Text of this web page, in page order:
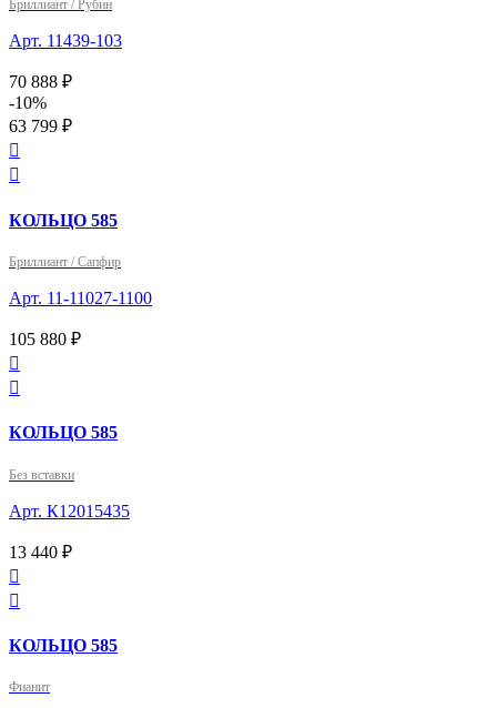
Бриллиант / Рубин
Арт. 11439-103
70 888 ₽
-10%
63 799 ₽


КОЛЬЦО 585
Бриллиант / Сапфир
Арт. 11-11027-1100
105 880 ₽


КОЛЬЦО 585
Без вставки
Арт. К12015435
13 440 ₽


КОЛЬЦО 585
Фианит